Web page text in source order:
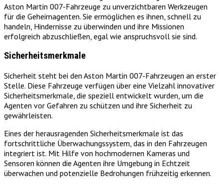
Aston Martin 007-Fahrzeuge zu unverzichtbaren Werkzeugen
für die Geheimagenten. Sie ermöglichen es ihnen, schnell zu
handeln, Hindernisse zu überwinden und ihre Missionen
erfolgreich abzuschließen, egal wie anspruchsvoll sie sind.
Sicherheitsmerkmale
Sicherheit steht bei den Aston Martin 007-Fahrzeugen an erster
Stelle. Diese Fahrzeuge verfügen über eine Vielzahl innovativer
Sicherheitsmerkmale, die speziell entwickelt wurden, um die
Agenten vor Gefahren zu schützen und ihre Sicherheit zu
gewährleisten.
Eines der herausragenden Sicherheitsmerkmale ist das
fortschrittliche Überwachungssystem, das in den Fahrzeugen
integriert ist. Mit Hilfe von hochmodernen Kameras und
Sensoren können die Agenten ihre Umgebung in Echtzeit
überwachen und potenzielle Bedrohungen frühzeitig erkennen.